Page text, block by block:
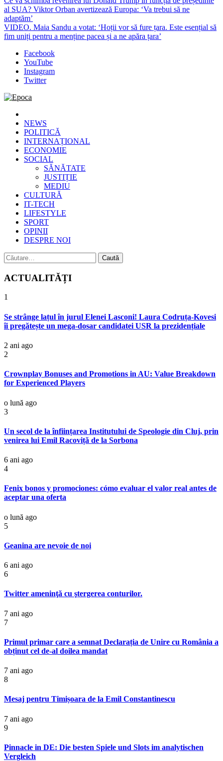
al SUA? Viktor Orban avertizează Europa: ‘Va trebui să ne
adaptăm’
VIDEO. Maia Sandu a votat: ‘Hoții vor să fure țara. Este esențial să
fim uniți pentru a menține pacea și a ne apăra țara’
Facebook
YouTube
Instagram
Twitter
Epoca
Cele mai noi știri online din România
NEWS
POLITICĂ
INTERNAȚIONAL
ECONOMIE
SOCIAL
SĂNĂTATE
JUSTIȚIE
MEDIU
CULTURĂ
IT-TECH
LIFESTYLE
SPORT
OPINII
DESPRE NOI
Caută
după:
ACTUALITĂȚI
1
Se strânge lațul în jurul Elenei Lasconi! Laura Codruța-Kovesi
îi pregătește un mega-dosar candidatei USR la prezidențiale
2 ani ago
2
Crownplay Bonuses and Promotions in AU: Value Breakdown
for Experienced Players
o lună ago
3
Un secol de la înființarea Institutului de Speologie din Cluj, prin
venirea lui Emil Racoviță de la Sorbona
6 ani ago
4
Fenix bonos y promociones: cómo evaluar el valor real antes de
aceptar una oferta
o lună ago
5
Geanina are nevoie de noi
6 ani ago
6
Twitter ameninţă cu ştergerea conturilor.
7 ani ago
7
Primul primar care a semnat Declarația de Unire cu România a
obținut cel de-al doilea mandat
7 ani ago
8
Mesaj pentru Timișoara de la Emil Constantinescu
7 ani ago
9
Pinnacle in DE: Die besten Spiele und Slots im analytischen
Vergleich